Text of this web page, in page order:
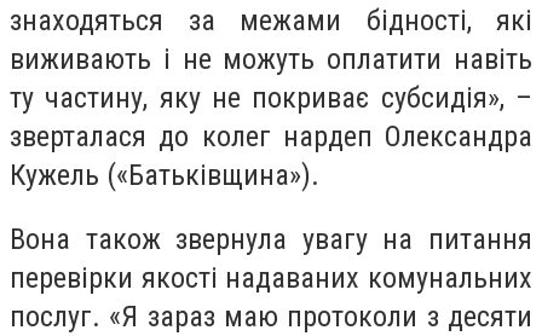
знаходяться за межами бідності, які
виживають і не можуть оплатити навіть
ту частину, яку не покриває субсидія», –
зверталася до колег нардеп Олександра
Кужель («Батьківщина»).
Вона також звернула увагу на питання
перевірки якості надаваних комунальних
послуг. «Я зараз маю протоколи з десяти